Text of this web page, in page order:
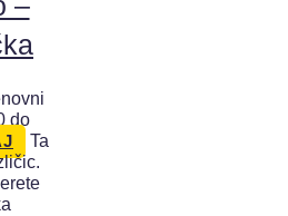
do
Ta